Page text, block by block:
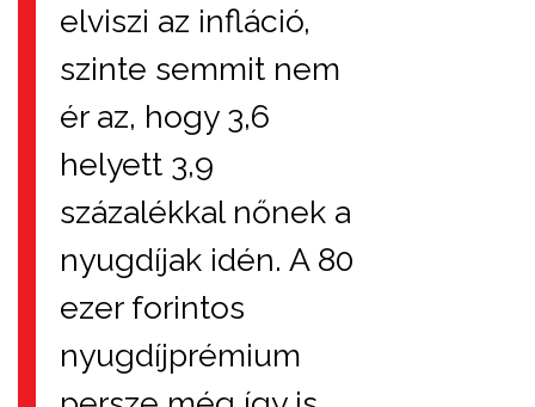
elviszi az infláció,
szinte semmit nem
ér az, hogy 3,6
helyett 3,9
százalékkal nőnek a
nyugdíjak idén. A 80
ezer forintos
nyugdíjprémium